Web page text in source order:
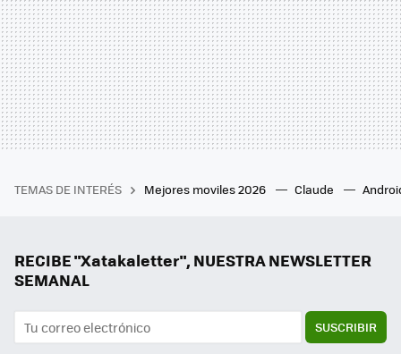
TEMAS DE INTERÉS Mejores moviles 2026 Claude
RECIBE "Xatakaletter", NUESTRA NEWSLETTER
SEMANAL
SUSCRIBIR